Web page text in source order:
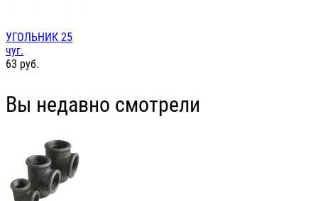
УГОЛЬНИК 25
чуг.
63 руб.
Вы недавно смотрели